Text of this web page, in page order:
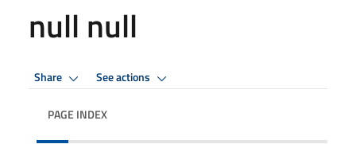
null null
Share See actions
PAGE INDEX